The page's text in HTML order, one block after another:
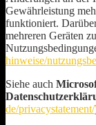
Gewährleistung
funktioniert.
mehreren Geräten
hinweise/
Siehe auch
de/privacystatement/